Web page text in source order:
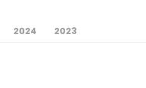
2024 2023